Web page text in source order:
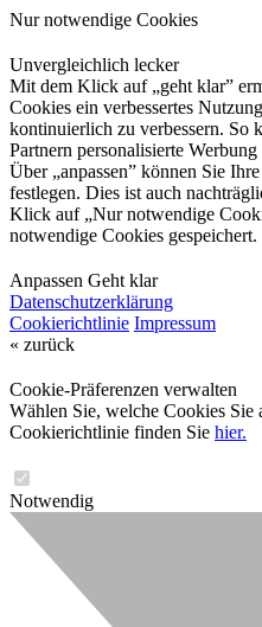
Nur notwendige Cookies
Unvergleichlich lecker
Mit dem Klick auf „geht klar”
Cookies ein verbessertes
kontinuierlich zu verbessern. So
Partnern personalisierte
Über „anpassen” können Sie
festlegen. Dies ist auch
Klick auf „Nur notwendige
notwendige Cookies gespeichert.
Anpassen Geht klar
Datenschutzerklärung
Cookierichtlinie Impressum
« zurück
Cookie-Präferenzen verwalten
Wählen Sie, welche Cookies Sie
Cookierichtlinie finden Sie hier.
Notwendig